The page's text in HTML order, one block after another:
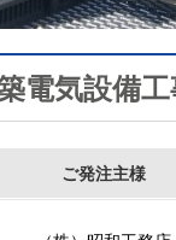
電気設備
ご発注主様